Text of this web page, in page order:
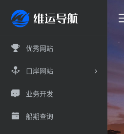
优秀网站
口岸网站
业务开发
船期查询